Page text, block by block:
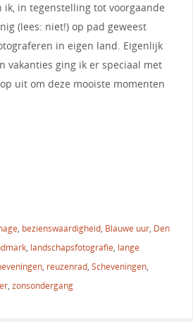
ik, in tegenstelling tot voorgaande
(lees: niet!) op pad geweest
in eigen land. Eigenlijk
vakanties ging ik er speciaal met
uit om deze mooiste momenten
, bezienswaardigheid, Blauwe uur, Den
, landschapsfotografie, lange
, reuzenrad, Scheveningen,
, zonsondergang